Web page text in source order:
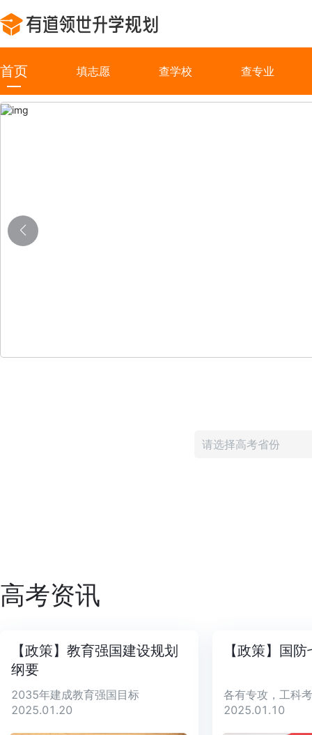
首页 填志愿 查学校 查专业
请选择高考省份
高考资讯
【政策】教育强国建设规划
纲要
2035年建成教育强国目标
2025.01.20
【政策】国
2025.01.10